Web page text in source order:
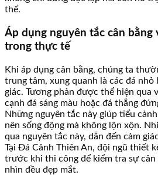
thể.
Áp dụng nguyên tắc cân bằng
trong thực tế
Khi áp dụng cân bằng, chúng ta
trung tâm, xung quanh là các đá
giác. Tương phản được thể hiện qua
cạnh đá sáng màu hoặc đá thẳng
Những nguyên tắc này giúp tiểu
nên sống động mà không lộn xộn.
qua nguyên tắc này, dẫn đến cảm
Tại Đá Cảnh Thiên An, đội ngũ thiết
trước khi thi công để kiểm tra sự cân
nhìn đều đẹp mắt.